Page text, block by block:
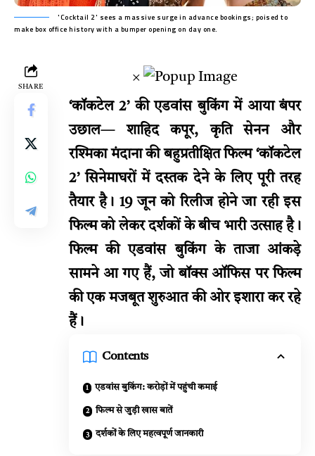
'Cocktail 2' sees a massive surge in advance bookings; poised to
make box office history with a bumper opening on day one.
SHARE
×
‘कॉकटेल 2’ की एडवांस बुकिंग में आया बंपर
उछाल— शाहिद कपूर, कृति सेनन और
रश्मिका मंदाना की बहुप्रतीक्षित फिल्म ‘कॉकटेल
2’ सिनेमाघरों में दस्तक देने के लिए पूरी तरह
तैयार है। 19 जून को रिलीज होने जा रही इस
फिल्म को लेकर दर्शकों के बीच भारी उत्साह है।
फिल्म की एडवांस बुकिंग के ताजा आंकड़े
सामने आ गए हैं, जो बॉक्स ऑफिस पर फिल्म
की एक मजबूत शुरुआत की ओर इशारा कर रहे
हैं।
Contents
एडवांस बुकिंग: करोड़ों में पहुंची कमाई
फिल्म से जुड़ी खास बातें
दर्शकों के लिए महत्वपूर्ण जानकारी